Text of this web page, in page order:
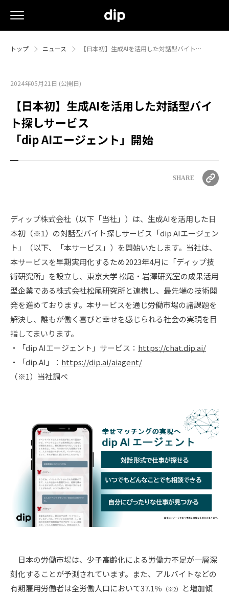
トップ ニュース 【日本初】生成AIを活用した対話型バイト…
2024年05月21日 (公開日)
【日本初】生成AIを活用した対話型バイ
ト探しサービス
「dip AIエージェント」開始
SHARE
ディップ株式会社（以下「当社」）は、生成AIを活用した日
本初（※1）の対話型バイト探しサービス「dip AIエージェン
ト」（以下、「本サービス」）を開始いたします。当社は、
本サービスを早期実用化するため2023年4月に「ディップ技
術研究所」を設立し、東京大学 松尾・岩澤研究室の成果活用
型企業である株式会社松尾研究所と連携し、最先端の技術開
発を進めております。本サービスを通じ労働市場の諸課題を
解決し、誰もが働く喜びと幸せを感じられる社会の実現を目
指してまいります。
・「dip AIエージェント」サービス： https://chat.dip.ai/
・「dip.AI」： https://dip.ai/aiagent/
（※1）当社調べ
日本の労働市場は、少子高齢化による労働力不足が一層深
刻化することが予測されています。また、アルバイトなどの
有期雇用労働者は全労働人口において37.1％ （※2）
と増加傾